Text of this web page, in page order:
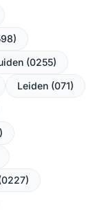
(0255)
Leiden (071)